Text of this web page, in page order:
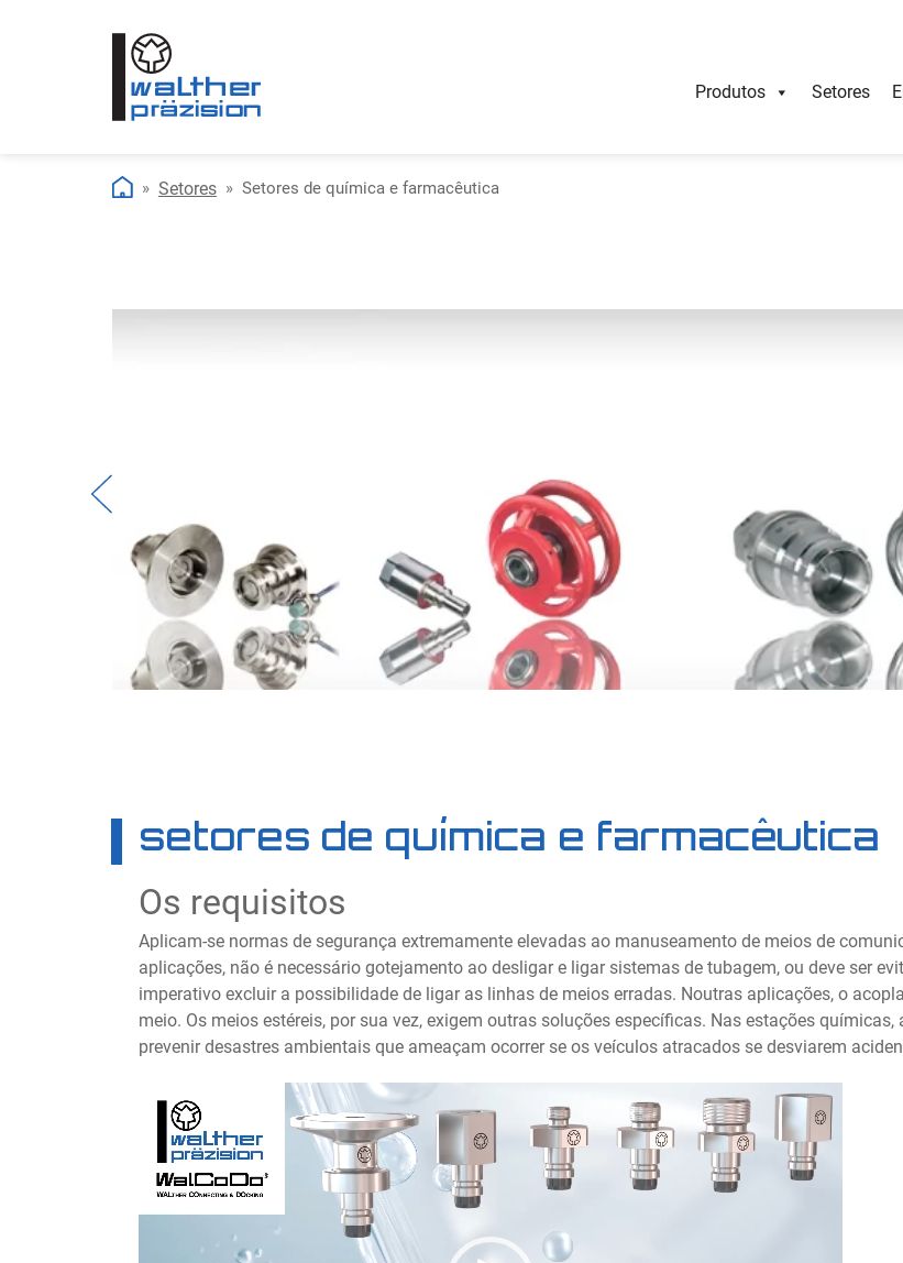
Produtos Setores
Setores Setores de química e farmacêutica
Previous
setores de química e farmacêutica
Os requisitos
Aplicam-se normas de segurança extremamente elevadas ao manuseamento de meios de
aplicações, não é necessário gotejamento ao desligar e ligar sistemas de tubagem, ou deve ser
imperativo excluir a possibilidade de ligar as linhas de meios erradas. Noutras aplicações, o
meio. Os meios estéreis, por sua vez, exigem outras soluções específicas. Nas estações
prevenir desastres ambientais que ameaçam ocorrer se os veículos atracados se desviarem
vídeo